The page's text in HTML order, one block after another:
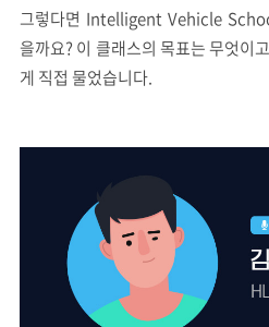
그렇다면 Intelligent Vehicle
을까요? 이 클래스의 목표는 무엇이
게 직접 물었습니다.